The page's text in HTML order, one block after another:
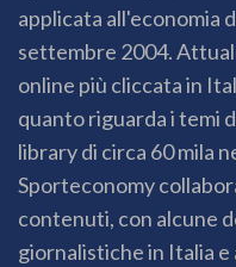
applicata all'economia
settembre 2004.
online più cliccata in
quanto riguarda i temi
library di circa 60 mila
Sporteconomy
contenuti, con alcune
giornalistiche in Italia e